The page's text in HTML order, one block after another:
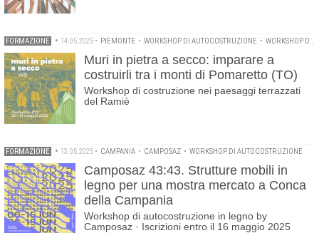
FORMAZIONE • 14.05.2025 • PIEMONTE • WORKSHOP DI AUTOCOSTRUZIONE • WORKSHOP DI BIOARCHITETTURA
Muri in pietra a secco: imparare a
costruirli tra i monti di Pomaretto (TO)
Workshop di costruzione nei paesaggi terrazzati
del Ramiè
FORMAZIONE • 13.05.2025 • CAMPANIA • CAMPOSAZ • WORKSHOP DI AUTOCOSTRUZIONE
Camposaz 43:43. Strutture mobili in
legno per una mostra mercato a Conca
della Campania
Workshop di autocostruzione in legno by
Camposaz · Iscrizioni entro il 16 maggio 2025